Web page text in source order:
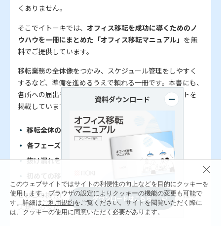
くありません。
そこでイトーキでは、 オフィス移転を成功に導くためのノ
ウハウを一冊にまとめた「オフィス移転マニュアル」 を無
料でご提供しています。
移転業務の全体像をつかみ、スケジュール管理をしやすく
するなど、準備を進めるうえで頼れる一冊です。本書にも、
各所への届出や手続きについてまとめたチェックリストを
掲載していますので、ぜひお手元でご覧ください。
移転全体の流れが一目で把握できる
各フェーズのやるべきことが整理できる
抜け漏れを防いで、効率よく準備が進められる
ぜひこの機会にダウンロードして、円滑なオフィス移転の
実現にお役立てください。
資料ダウンロード
ダウンロードはこちら
このウェブサイトではサイトの利便性の向上などを目的にクッキーを
使用します。ブラウザの設定によりクッキーの機能の変更も可能で
す。詳細は ご利用規約をご覧ください。サイトを閲覧いただく際に
は、クッキーの使用に同意いただく必要があります。